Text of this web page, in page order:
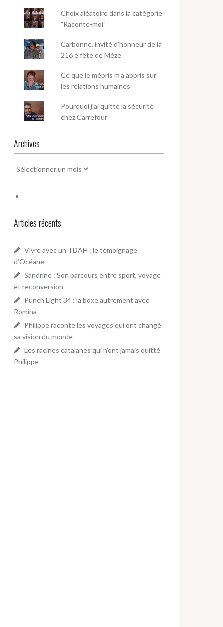
Choix aléatoire dans la catégorie
"Raconte-moi"
Carbonne, invité d'honneur de la
216 e fête de Mèze
Ce que le mépris m’a appris sur
les relations humaines
Pourquoi j'ai quitté la sécurité
chez Carrefour
Archives
Archives
Articles récents
Vivre avec un TDAH : le témoignage
d’Océane
Sandrine : Son parcours entre sport, voyage
et reconversion
Punch Light 34 : la boxe autrement avec
Romina
Philippe raconte les voyages qui ont changé
sa vision du monde
Les racines catalanes qui n’ont jamais quitté
Philippe